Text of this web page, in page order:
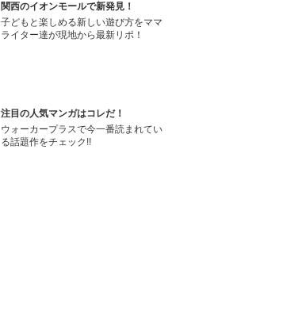
関西のイオンモールで新発見！
子どもと楽しめる新しい遊び方をママ
ライター達が現地から最新リポ！
注目の人気マンガはコレだ！
ウォーカープラスで今一番読まれてい
る話題作をチェック!!